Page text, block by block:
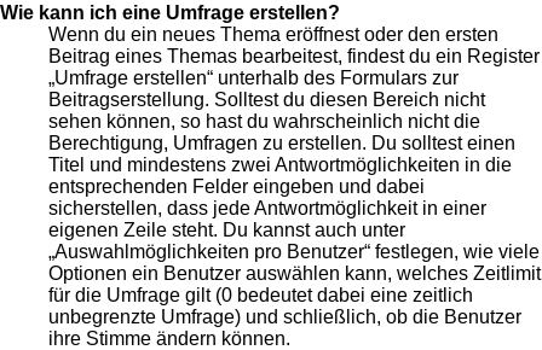
Wie kann ich eine Umfrage erstellen?
Wenn du ein neues Thema eröffnest oder den ersten
Beitrag eines Themas bearbeitest, findest du ein Register
„Umfrage erstellen“ unterhalb des Formulars zur
Beitragserstellung. Solltest du diesen Bereich nicht
sehen können, so hast du wahrscheinlich nicht die
Berechtigung, Umfragen zu erstellen. Du solltest einen
Titel und mindestens zwei Antwortmöglichkeiten in die
entsprechenden Felder eingeben und dabei
sicherstellen, dass jede Antwortmöglichkeit in einer
eigenen Zeile steht. Du kannst auch unter
„Auswahlmöglichkeiten pro Benutzer“ festlegen, wie viele
Optionen ein Benutzer auswählen kann, welches Zeitlimit
für die Umfrage gilt (0 bedeutet dabei eine zeitlich
unbegrenzte Umfrage) und schließlich, ob die Benutzer
ihre Stimme ändern können.